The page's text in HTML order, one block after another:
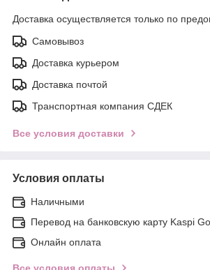
Доставка осуществляется только по
Самовывоз
Доставка курьером
Доставка почтой
Транспортная компания СДЕК
Все условия доставки
Условия оплаты
Наличными
Перевод на банковскую карту Kaspi
Онлайн оплата
Все условия оплаты